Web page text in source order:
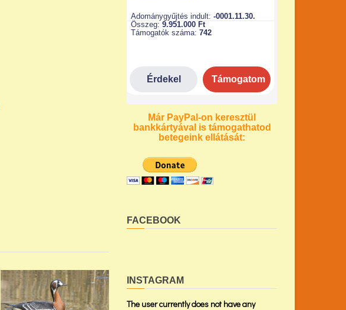
Már PayPal-on keresztül
bankkártyával is támogathatod
betegeink ellátását:
FACEBOOK
INSTAGRAM
The user currently does not have any